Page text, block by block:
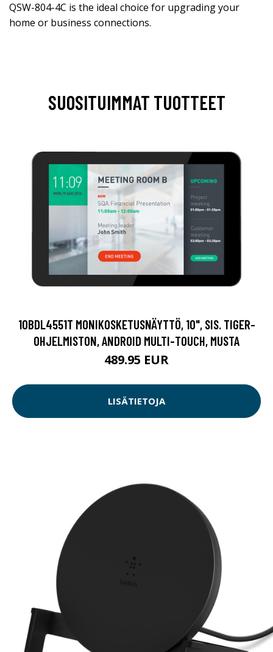
QSW-804-4C is the ideal choice for upgrading your
home or business connections.
SUOSITUIMMAT TUOTTEET
10BDL4551T MONIKOSKETUSNÄYTTÖ, 10", SIS. TIGER-
OHJELMISTON, ANDROID MULTI-TOUCH, MUSTA
489.95 EUR
LISÄTIETOJA